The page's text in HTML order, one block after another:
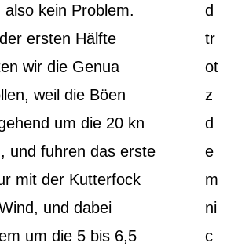
d
tr
ot
z
d
e
m
ni
c
also kein Problem.
ersten Hälfte
wir die Genua
weil die Böen
um die 20 kn
und fuhren das erste
mit der Kutterfock
und dabei
um die 5 bis 6,5